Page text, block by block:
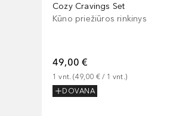
Cozy Cravings Set
Kūno priežiūros rinkinys
49,00 €
1 vnt. (49,00 € / 1 vnt. )
DOVANA